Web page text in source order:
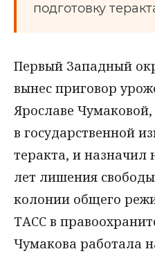
подготовку
Первый Западный
вынес приговор
Ярославе
в государственной
теракта, и назначил
лет лишения
колонии общего
ТАСС в
Чумакова работала